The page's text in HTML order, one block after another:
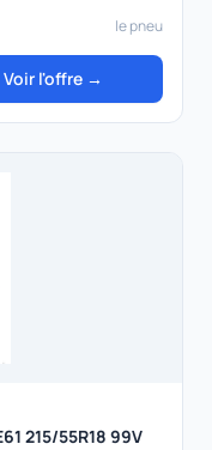
le pneu
Voir l'offre →
215/55R18 99V